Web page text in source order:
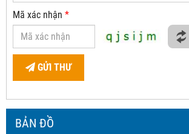
Mã xác nhận *
GỬI THƯ
BẢN ĐỒ